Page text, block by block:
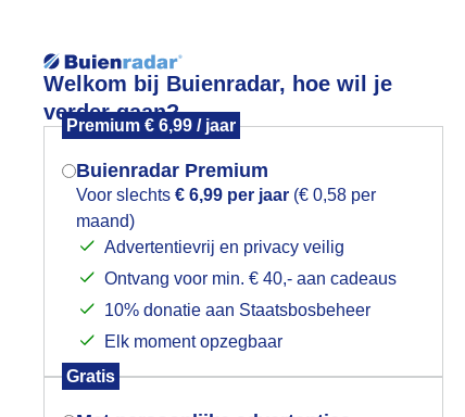
Welkom bij Buienradar, hoe wil je
verder gaan?
Premium € 6,99 / jaar
Buienradar Premium
Voor slechts € 6,99 per jaar (€ 0,58 per
maand)
Advertentievrij en privacy veilig
Ontvang voor min. € 40,- aan cadeaus
10% donatie aan Staatsbosbeheer
Elk moment opzegbaar
Gratis
Foto en video Weerzine
slideshow
Mogen we je locatie gebruiken voor
het weer?
Indien je hier nog geen akkoord op hebt
gegeven, verschijnt er zo een pop-up uit
je browser waarin deze toestemming